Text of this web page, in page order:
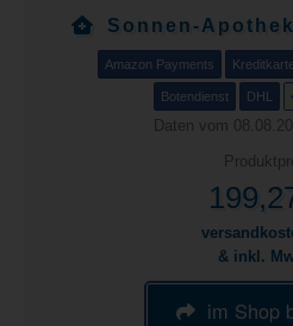
Sonnen-
Amazon Payments Kreditkarte
Botendienst DHL
Daten vom
& inkl.
im Shop